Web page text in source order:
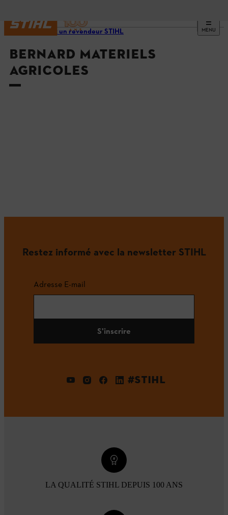
MENU
Trouvez un revendeur STIHL
BERNARD MATERIELS
AGRICOLES
Restez informé avec la newsletter STIHL
Adresse E-mail
S'inscrire
#STIHL
LA QUALITÉ STIHL DEPUIS 100 ANS